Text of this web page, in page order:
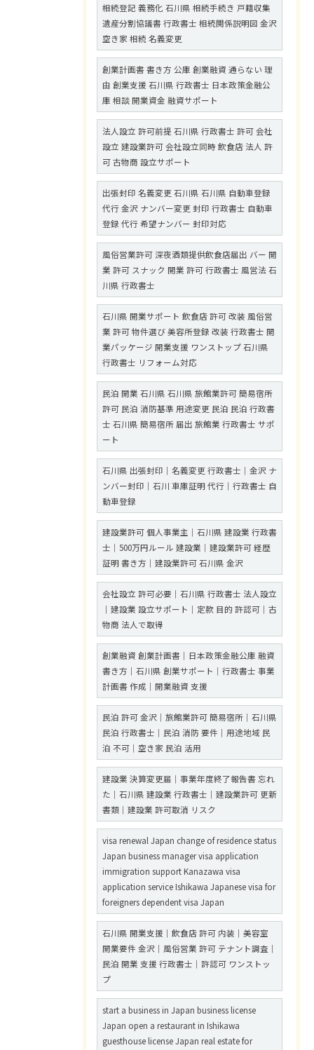
相続登記 義務化 石川県 相続手続き 戸籍収集
遺産分割協議書 行政書士 相続関係説明図 金沢
空き家 相続 名義変更
創業計画書 書き方 公庫 創業融資 通らない 理
由 創業支援 石川県 行政書士 日本政策金融公
庫 相談 開業資金 融資サポート
法人設立 許可前提 石川県 行政書士 許可 会社
設立 建設業許可 会社設立同時 飲食店 法人 許
可 古物商 設立サポート
出張封印 名義変更 石川県 石川県 自動車登録
代行 金沢 ナンバー変更 封印 行政書士 自動車
登録 代行 希望ナンバー 封印対応
風俗営業許可 深夜酒類提供飲食店届出 バー 開
業 許可 スナック 開業 許可 行政書士 風営法 石
川県 行政書士
石川県 開業サポート 飲食店 許可 改装 風俗営
業 許可 物件選び 美容所登録 改装 行政書士 開
業パッケージ 開業支援 ワンストップ 石川県
行政書士 リフォーム対応
民泊 開業 石川県 石川県 旅館業許可 簡易宿所
許可 民泊 消防基準 用途変更 民泊 民泊 行政書
士 石川県 簡易宿所 届出 旅館業 行政書士 サポ
ート
石川県 出張封印｜名義変更 行政書士｜金沢 ナ
ンバー封印｜石川 車庫証明 代行｜行政書士 自
動車登録
建設業許可 個人事業主｜石川県 建設業 行政書
士｜500万円ルール 建設業｜建設業許可 経歴
証明 書き方｜建設業許可 石川県 金沢
会社設立 許可必要｜石川県 行政書士 法人設立
｜建設業 設立サポート｜定款 目的 許認可｜古
物商 法人で取得
創業融資 創業計画書｜日本政策金融公庫 融資
書き方｜石川県 創業サポート｜行政書士 事業
計画書 作成｜開業融資 支援
民泊 許可 金沢｜旅館業許可 簡易宿所｜石川県
民泊 行政書士｜民泊 消防 要件｜用途地域 民
泊 不可｜空き家 民泊 活用
建設業 決算変更届｜事業年度終了報告書 忘れ
た｜石川県 建設業 行政書士｜建設業許可 更新
書類｜建設業 許可取消 リスク
visa renewal Japan change of residence status
Japan business manager visa application
immigration support Kanazawa visa
application service Ishikawa Japanese visa for
foreigners dependent visa Japan
石川県 開業支援｜飲食店 許可 内装｜美容室
開業要件 金沢｜風俗営業 許可 テナント調査｜
民泊 開業 支援 行政書士｜許認可 ワンストッ
プ
start a business in Japan business license
Japan open a restaurant in Ishikawa
guesthouse license Japan real estate for